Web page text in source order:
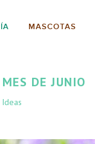
MASCOTAS
DE JUNIO
Ideas